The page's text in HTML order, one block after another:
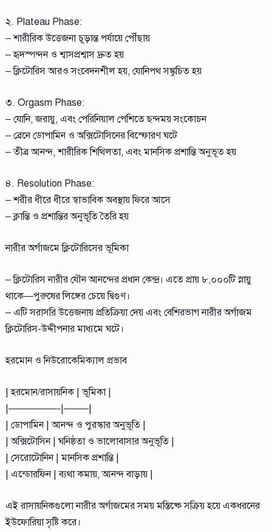
২. Plateau Phase:
– শারীরিক উত্তেজনা চূড়ান্ত পর্যায়ে পৌঁছায়
– হৃদস্পন্দন ও শ্বাসপ্রশ্বাস দ্রুত হয়
– ক্লিটোরিস আরও সংবেদনশীল হয়, যোনিপথ সঙ্কুচিত হয়
৩. Orgasm Phase:
– যোনি, জরায়ু, এবং পেরিনিয়াল পেশিতে ছন্দময় সংকোচন
– ব্রেনে ডোপামিন ও অক্সিটোসিনের বিস্ফোরণ ঘটে
– তীব্র আনন্দ, শারীরিক শিথিলতা, এবং মানসিক প্রশান্তি অনুভূত হয়
৪. Resolution Phase:
– শরীর ধীরে ধীরে স্বাভাবিক অবস্থায় ফিরে আসে
– ক্লান্তি ও প্রশান্তির অনুভূতি তৈরি হয়
নারীর অর্গাজমে ক্লিটোরিসের ভূমিকা
– ক্লিটোরিস নারীর যৌন আনন্দের প্রধান কেন্দ্র। এতে প্রায় ৮,০০০টি স্নায়ু
থাকে—পুরুষের লিঙ্গের চেয়ে দ্বিগুণ।
– এটি সরাসরি উত্তেজনায় প্রতিক্রিয়া দেয় এবং বেশিরভাগ নারীর অর্গাজম
ক্লিটোরিস-উদ্দীপনার মাধ্যমে ঘটে।
হরমোন ও নিউরোকেমিক্যাল প্রভাব
| হরমোন/রাসায়নিক | ভূমিকা |
|—————-|——–|
| ডোপামিন | আনন্দ ও পুরস্কার অনুভূতি |
| অক্সিটোসিন | ঘনিষ্ঠতা ও ভালোবাসার অনুভূতি |
| সেরোটোনিন | মানসিক প্রশান্তি |
| এন্ডোরফিন | ব্যথা কমায়, আনন্দ বাড়ায় |
এই রাসায়নিকগুলো নারীর অর্গাজমের সময় মস্তিষ্কে সক্রিয় হয়ে একধরনের
ইউফোরিয়া সৃষ্টি করে।